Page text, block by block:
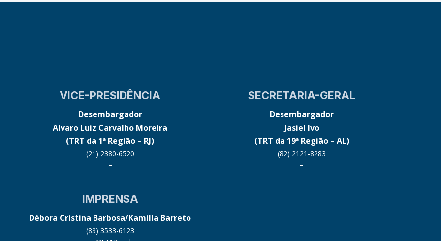
VICE-PRESIDÊNCIA
Desembargador
Alvaro Luiz Carvalho Moreira
(TRT da 1ª Região – RJ)
(21) 2380-6520
–
SECRETARIA-GERAL
Desembargador
Jasiel Ivo
(TRT da 19ª Região – AL)
(82) 2121-8283
–
IMPRENSA
Débora Cristina Barbosa/Kamilla Barreto
(83) 3533-6123